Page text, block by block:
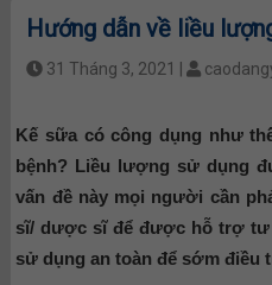
Hướng dẫn về liều
31 Tháng 3, 2021 |
Kế sữa có công dụng như
bệnh? Liều lượng sử dụng
vấn đề này mọi người cần
sĩ/ dược sĩ để được hỗ trợ tư
sử dụng an toàn để sớm điều